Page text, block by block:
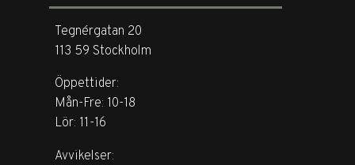
Tegnérgatan 20
113 59 Stockholm
Öppettider:
Mån-Fre: 10-18
Lör: 11-16
Avvikelser: